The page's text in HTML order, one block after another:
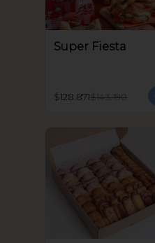
Super Fiesta
$128.871$143.190